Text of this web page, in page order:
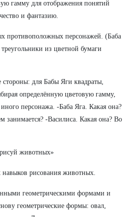
гамму для отображения понятий
и фантазию.
противоположных персонажей. (Баба
из цветной бумаги
стороны: для Бабы Яги квадраты,
определённую цветовую гамму,
персонажа. -Баба Яга. Какая она?
занимается? -Василиса. Какая она? Во
животных»
навыков рисования животных.
геометрическими формами и
геометрические формы: овал,